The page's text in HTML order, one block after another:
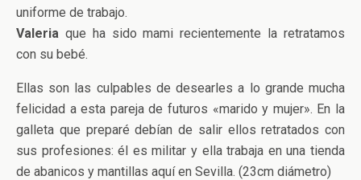
uniforme de trabajo.
Valeria que ha sido mami recientemente la retratamos
con su bebé.
Ellas son las culpables de desearles a lo grande mucha
felicidad a esta pareja de futuros «marido y mujer». En la
galleta que preparé debían de salir ellos retratados con
sus profesiones: él es militar y ella trabaja en una tienda
de abanicos y mantillas aquí en Sevilla. (23cm diámetro)